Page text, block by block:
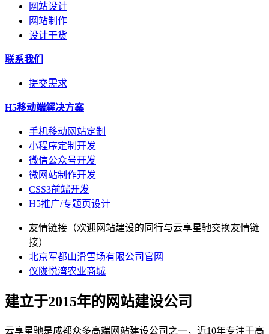
网站设计
网站制作
设计干货
联系我们
提交需求
H5移动端解决方案
手机移动网站定制
小程序定制开发
微信公众号开发
微网站制作开发
CSS3前端开发
H5推广/专题页设计
友情链接（欢迎网站建设的同行与云享星驰交换友情链
接）
北京军都山滑雪场有限公司官网
仪陇悦湾农业商城
建立于2015年的网站建设公司
云享星驰是成都众多高端网站建设公司之一，近10年专注于高